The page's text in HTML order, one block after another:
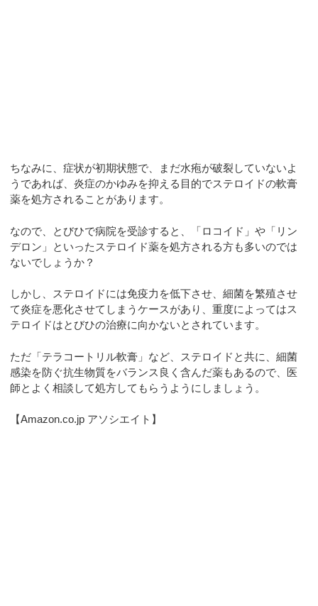
ちなみに、症状が初期状態で、まだ水疱が破裂していないよ
うであれば、炎症のかゆみを抑える目的でステロイドの軟膏
薬を処方されることがあります。
なので、とびひで病院を受診すると、「ロコイド」や「リン
デロン」といったステロイド薬を処方される方も多いのでは
ないでしょうか？
しかし、ステロイドには免疫力を低下させ、細菌を繁殖させ
て炎症を悪化させてしまうケースがあり、重度によってはス
テロイドはとびひの治療に向かないとされています。
ただ「テラコートリル軟膏」など、ステロイドと共に、細菌
感染を防ぐ抗生物質をバランス良く含んだ薬もあるので、医
師とよく相談して処方してもらうようにしましょう。
【Amazon.co.jp アソシエイト】